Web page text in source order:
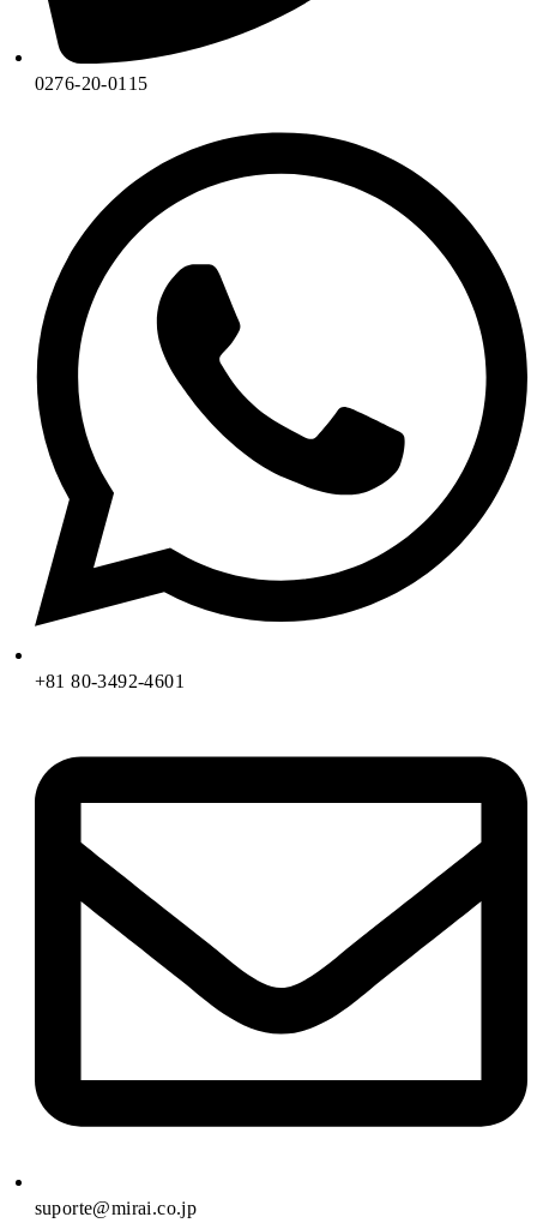
0276-20-0115
+81 80-3492-4601
suporte@mirai.co.jp